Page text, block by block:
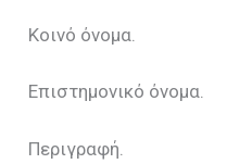
Κοινό όνομα.
Επιστημονικό όνομα.
Περιγραφή.